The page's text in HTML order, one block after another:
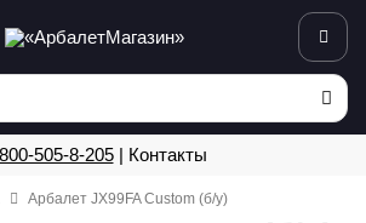
505-8-205| Контакты
Арбалет JX99FA Custom (б/у)